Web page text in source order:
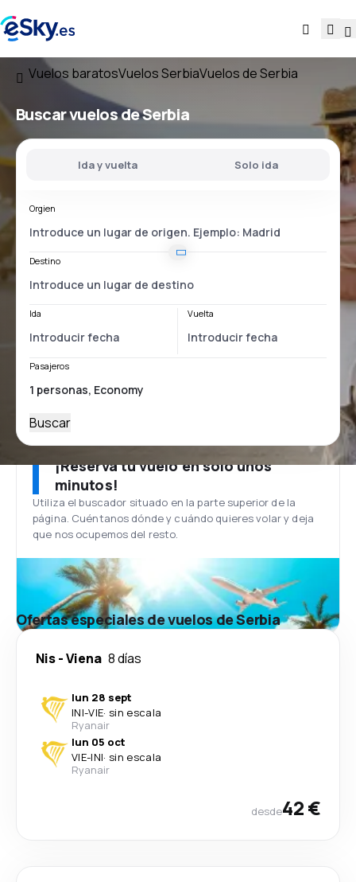
Vuelos baratosVuelos SerbiaVuelos de Serbia
Buscar vuelosde Serbia
Ida y vuelta Solo ida
Orgien
Destino
Ida Vuelta
Pasajeros
Buscar
¡Reserva tu vuelo en solo unos
minutos!
Utiliza el buscador situado en la parte superior de la
página. Cuéntanos dónde y cuándo quieres volar y deja
que nos ocupemos del resto.
Ofertas especiales de vuelos de Serbia
Nis-Viena 8 días
lun 28 sept
INI-VIE· sin escala
Ryanair
lun 05 oct
VIE-INI· sin escala
Ryanair
desde42 €